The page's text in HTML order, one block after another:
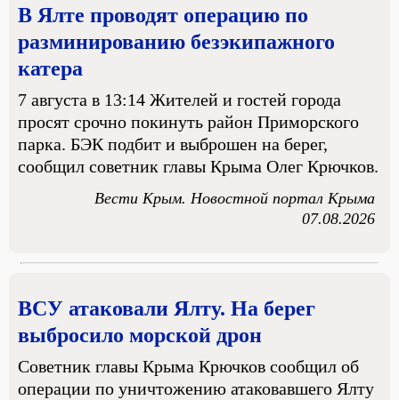
В Ялте проводят операцию по
разминированию безэкипажного
катера
7 августа в 13:14 Жителей и гостей города
просят срочно покинуть район Приморского
парка. БЭК подбит и выброшен на берег,
сообщил советник главы Крыма Олег Крючков.
Вести Крым. Новостной портал Крыма
07.08.2026
ВСУ атаковали Ялту. На берег
выбросило морской дрон
Советник главы Крыма Крючков сообщил об
операции по уничтожению атаковавшего Ялту